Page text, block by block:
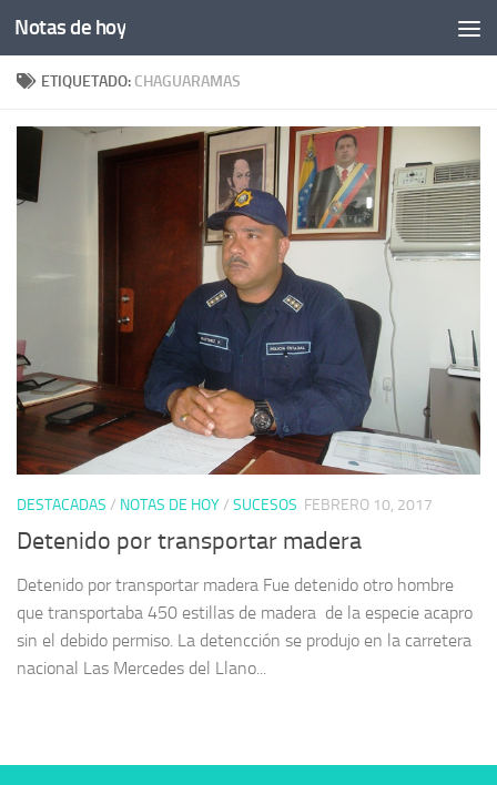
Saltar al contenido
Notas de hoy
ETIQUETADO: CHAGUARAMAS
DESTACADAS / NOTAS DE HOY/ SUCESOS FEBRERO 10, 2017
Detenido por transportar madera
Detenido por transportar madera Fue detenido otro hombre
que transportaba 450 estillas de madera de la especie acapro
sin el debido permiso. La detencción se produjo en la carretera
nacional Las Mercedes del Llano...